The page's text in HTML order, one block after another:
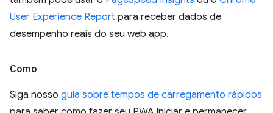
User Experience Report para receber dados de
desempenho reais do seu web app.
Como
Siga nosso guia sobre tempos de carregamento rápidos